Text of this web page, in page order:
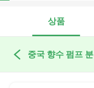
상품
중국 향수 펌프